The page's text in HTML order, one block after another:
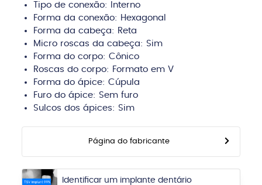
Tipo de conexão:
Interno
Forma da conexão: Hexagonal
Forma da cabeça: Reta
Micro roscas da cabeça: Sim
Forma do corpo: Cônico
Roscas do corpo: Formato em V
Forma do ápice: Cúpula
Furo do ápice: Sem furo
Sulcos dos ápices: Sim
Página do fabricante
Identificar um implante dentário